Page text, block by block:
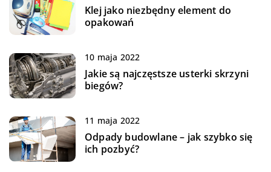
Klej jako niezbędny element do
opakowań
10 maja 2022
Jakie są najczęstsze usterki skrzyni
biegów?
11 maja 2022
Odpady budowlane – jak szybko się
ich pozbyć?